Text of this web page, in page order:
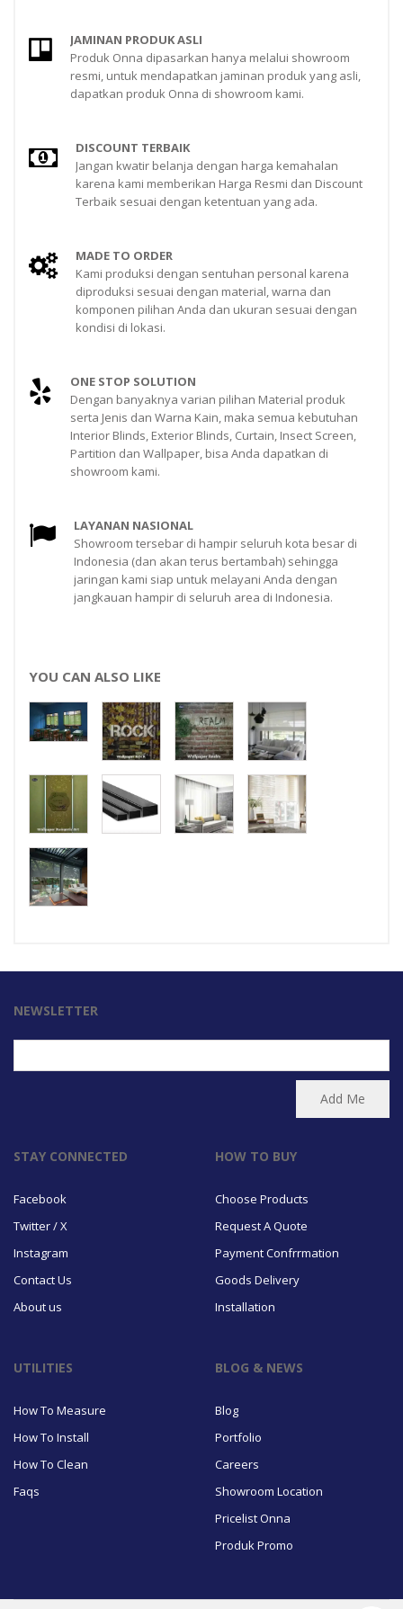
JAMINAN PRODUK ASLI
Produk Onna dipasarkan hanya melalui showroom
resmi, untuk mendapatkan jaminan produk yang asli,
dapatkan produk Onna di showroom kami.
DISCOUNT TERBAIK
Jangan kwatir belanja dengan harga kemahalan
karena kami memberikan Harga Resmi dan Discount
Terbaik sesuai dengan ketentuan yang ada.
MADE TO ORDER
Kami produksi dengan sentuhan personal karena
diproduksi sesuai dengan material, warna dan
komponen pilihan Anda dan ukuran sesuai dengan
kondisi di lokasi.
ONE STOP SOLUTION
Dengan banyaknya varian pilihan Material produk
serta Jenis dan Warna Kain, maka semua kebutuhan
Interior Blinds, Exterior Blinds, Curtain, Insect Screen,
Partition dan Wallpaper, bisa Anda dapatkan di
showroom kami.
LAYANAN NASIONAL
Showroom tersebar di hampir seluruh kota besar di
Indonesia (dan akan terus bertambah) sehingga
jaringan kami siap untuk melayani Anda dengan
jangkauan hampir di seluruh area di Indonesia.
YOU CAN ALSO LIKE
NEWSLETTER
STAY CONNECTED
Facebook
Twitter / X
Instagram
Contact Us
About us
HOW TO BUY
Choose Products
Request A Quote
Payment Confrrmation
Goods Delivery
Installation
UTILITIES
How To Measure
How To Install
How To Clean
Faqs
BLOG & NEWS
Blog
Portfolio
Careers
Showroom Location
Pricelist Onna
Produk Promo